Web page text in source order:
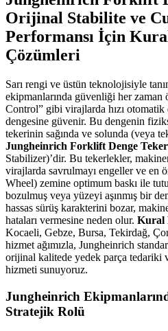
Orijinal Stabilite ve
Performansı İçin
Çözümleri
Sarı rengi ve üstün teknolojisiyle
ekipmanlarında güvenliği her zaman
Control” gibi virajlarda hızı
dengesine güvenir. Bu dengenin
tekerinin sağında ve solunda (veya
Jungheinrich Forklift Denge
Stabilizer)’dir. Bu tekerlekler,
virajlarda savrulmayı engeller ve en
Wheel) zemine optimum baskı ile
bozulmuş veya yüzeyi aşınmış bir
hassas sürüş karakterini bozar,
hataları vermesine neden olur. Kural
Kocaeli, Gebze, Bursa, Tekirdağ,
hizmet ağımızla, Jungheinrich
orijinal kalitede yedek parça tedariki
hizmeti sunuyoruz.
Jungheinrich
Stratejik Rolü